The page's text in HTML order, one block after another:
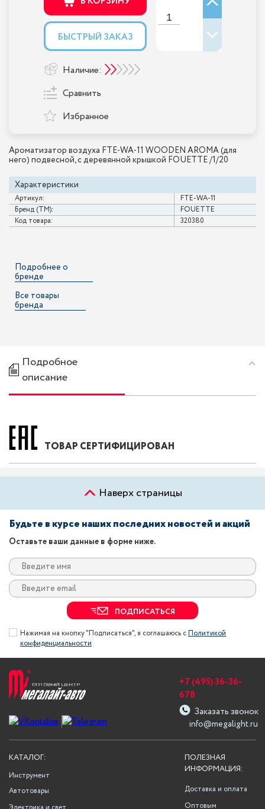
Ароматизатор воздуха FTE-WA-11 WOODEN AROMA (для
него) подвесной, с деревянной крышкой FOUETTE /1/20
Характеристики
Артикул:
FTE-WA-11
Бренд (ТМ):
FOUETTE
Код товара:
320380
БЫСТРЫЙ ЗАКАЗ
Наличие:
Сравнить
Избранное
Подробнее о
бренде
Все товары
бренда
Подробное
описание
ТОВАР СЕРТИФИЦИРОВАН
Наверх страницы
Будьте в курсе наших последних новостей и акций
Оставьте ваши данные в форме ниже.
ПОДПИСАТЬСЯ
Нажимая на кнопку "Подписаться", я соглашаюсь сПолитикой
конфиденциальности
info@megalight.ru
+7 (495) 36-36-
678
Заказать звонок
ПОЛЕЗНАЯ
ИНФОРМАЦИЯ:
Доставка и оплата
Оптовым
КАТАЛОГ:
Инструмент
Автотовары